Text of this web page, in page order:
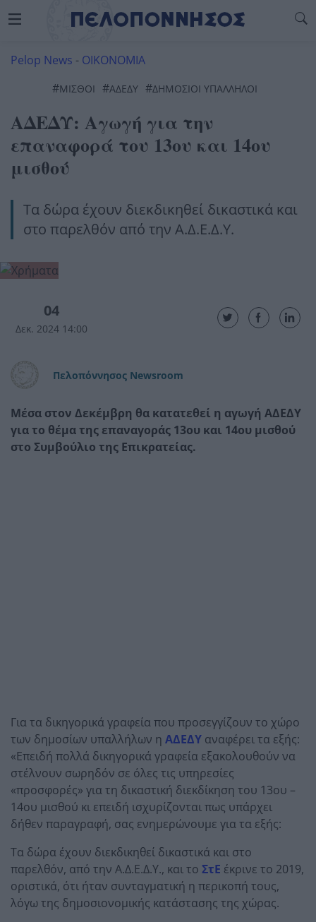
Pelop News - ΟΙΚΟΝΟΜΙΑ
#ΜΙΣΘΟΊ #ΑΔΕΔΥ #ΔΗΜΌΣΙΟΙ ΥΠΆΛΛΗΛΟΙ
ΑΔΕΔΥ: Αγωγή για την
επαναφορά του 13ου και 14ου
μισθού
Τα δώρα έχουν διεκδικηθεί δικαστικά και
στο παρελθόν από την Α.Δ.Ε.Δ.Υ.
04
Δεκ. 2024 14:00
Πελοπόννησος Newsroom
Μέσα στον Δεκέμβρη θα κατατεθεί η αγωγή ΑΔΕΔΥ
για το θέμα της επαναγοράς 13ου και 14ου μισθού
στο Συμβούλιο της Επικρατείας.
Για τα δικηγορικά γραφεία που προσεγγίζουν το χώρο
των δημοσίων υπαλλήλων η ΑΔΕΔΥ αναφέρει τα εξής:
«Επειδή πολλά δικηγορικά γραφεία εξακολουθούν να
στέλνουν σωρηδόν σε όλες τις υπηρεσίες
«προσφορές» για τη δικαστική διεκδίκηση του 13ου –
14ου μισθού κι επειδή ισχυρίζονται πως υπάρχει
δήθεν παραγραφή, σας ενημερώνουμε για τα εξής:
Τα δώρα έχουν διεκδικηθεί δικαστικά και στο
παρελθόν, από την Α.Δ.Ε.Δ.Υ., και το ΣτΕ έκρινε το 2019,
οριστικά, ότι ήταν συνταγματική η περικοπή τους,
λόγω της δημοσιονομικής κατάστασης της χώρας.